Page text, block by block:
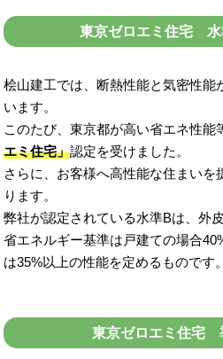
東京ゼロエミ住宅 水
桧山建工では、断熱性能と気密性能
います。
このたび、東京都が高い省エネ性能
エミ住宅」認定を受けました。
さらに、お客様へ高性能な住まいを
ります。
弊社が認定されている水準Bは、外
省エネルギー基準は戸建ての場合
は35%以上の性能を定めるものです。
東京ゼロエミ住宅